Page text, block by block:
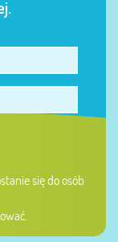
się do osób